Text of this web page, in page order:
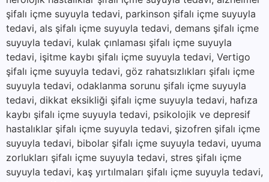
şifalı içme suyuyla tedavi, parkinson şifalı içme suyuyla
tedavi, als şifalı içme suyuyla tedavi, demans şifalı içme
suyuyla tedavi, kulak çınlaması şifalı içme suyuyla
tedavi, işitme kaybı şifalı içme suyuyla tedavi, Vertigo
şifalı içme suyuyla tedavi, göz rahatsızlıkları şifalı içme
suyuyla tedavi, odaklanma sorunu şifalı içme suyuyla
tedavi, dikkat eksikliği şifalı içme suyuyla tedavi, hafıza
kaybı şifalı içme suyuyla tedavi, psikolojik ve depresif
hastalıklar şifalı içme suyuyla tedavi, şizofren şifalı içme
suyuyla tedavi, bibolar şifalı içme suyuyla tedavi, uyuma
zorlukları şifalı içme suyuyla tedavi, stres şifalı içme
suyuyla tedavi, kaş yırtılmaları şifalı içme suyuyla tedavi,